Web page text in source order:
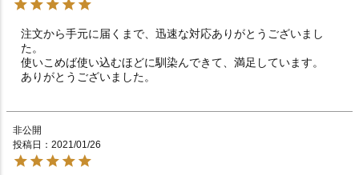
注文から手元に届くまで、迅速な対応ありがとうございまし
た。
使いこめば使い込むほどに馴染んできて、満足しています。
ありがとうございました。
非公開
投稿日
2021/01/26